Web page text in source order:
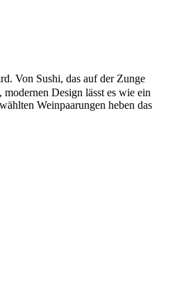
Von Sushi, das auf der Zunge
Design lässt es wie ein
Weinpaarungen heben das